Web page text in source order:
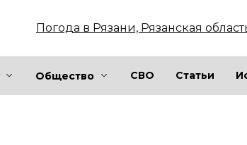
Погода в Рязани, Рязанская
Общество СВО Статьи